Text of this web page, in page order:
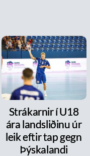
Strákarnir í U18
ára landsliðinu úr
leik eftir tap gegn
Þýskalandi